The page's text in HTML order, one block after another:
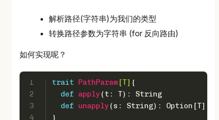
解析路径(字符串)为我们的类型
转换路径参数为字符串 (for 反向路由)
如何实现呢？
1
2
3
4
trait PathParam [T] {
def
apply (t: T): String
def
unapply (s: String): Option [T]
}